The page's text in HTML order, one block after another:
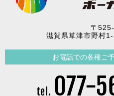
〒
滋賀県草津市野村
お電話での各種ご
tel. 077-